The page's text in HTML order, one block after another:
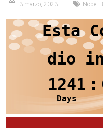
3 marzo, 2023 Nobel